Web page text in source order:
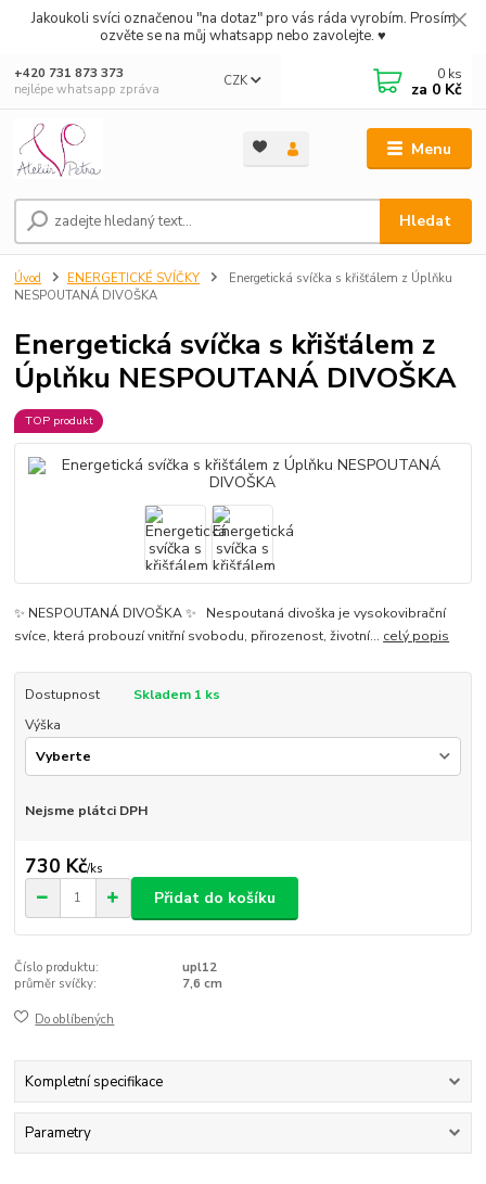
Jakoukoli svíci označenou "na dotaz" pro vás ráda vyrobím. Prosím
ozvěte se na můj whatsapp nebo zavolejte. ♥
Menu
CZK
Hledat
+420 731 873 373
nejlépe whatsapp zpráva
0 ks
za 0 Kč
Úvod ENERGETICKÉ SVÍČKY
Energetická svíčka s křišťálem z Úplňku
NESPOUTANÁ DIVOŠKA
Energetická svíčka s křišťálem z
Úplňku NESPOUTANÁ DIVOŠKA
TOP produkt
✨ NESPOUTANÁ DIVOŠKA ✨ Nespoutaná divoška je vysokovibrační
svíce, která probouzí vnitřní svobodu, přirozenost, životní... celý popis
Dostupnost
Skladem 1 ks
Výška
Nejsme plátci DPH
730 Kč/ks
Přidat do košíku
Číslo produktu:
upl12
průměr svíčky:
7,6 cm
Do oblíbených
Kompletní specifikace
Parametry